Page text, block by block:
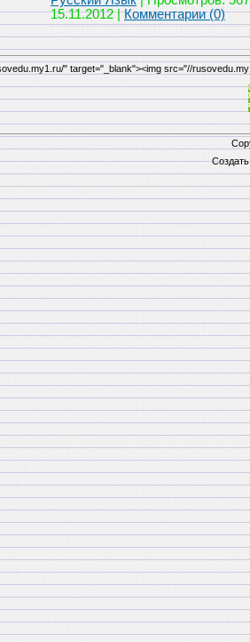
15.11.2012 |Комментарии (0)
" target="_blank"><img src="//